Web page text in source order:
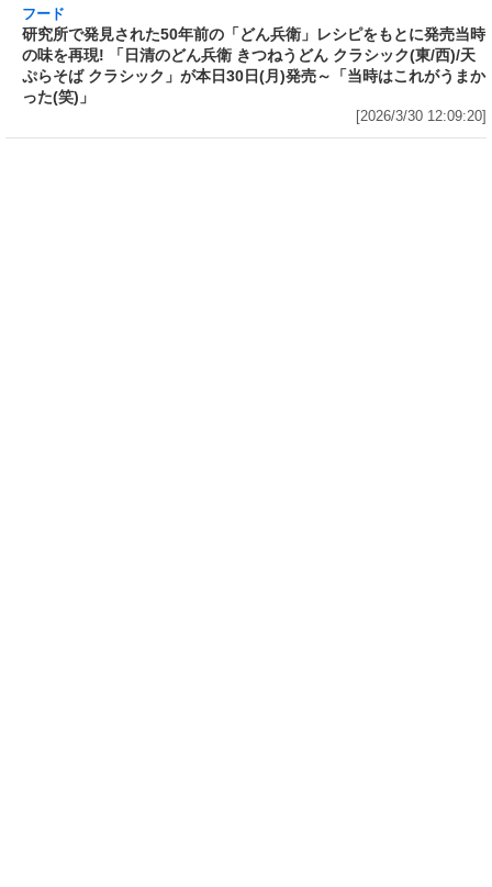
常温で1年保存可能。電子レンジがないオフィス
やアウトドアでも活用できる!
[2026/3/30 14:17:14]
ラフテーやソーキそば、サーターアンダギーな